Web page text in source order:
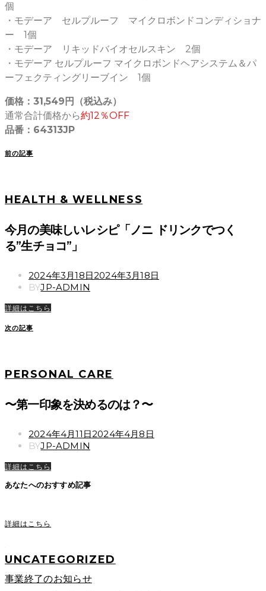
個
・モデーア セルプルーフ マイクロボンドコンディショナ
ー 1個
・モデーア リキッドバイオセルスキン 2個
・モデーア セルプルーフ マイクロボンドヘアシステム＆パ
ーフェクティングリーブイン 1個
価格：31,549円（税込み）
通常合計価格から約12％OFF
品番：64313JP
前の記事
HEALTH & WELLNESS
今月の美味しいレシピ「ノニ ドリンクでつく
る”生チョコ”」
POSTED
ON
2024年3月18日2024年3月18日
BYJP-ADMIN
詳細はこちら
次の記事
PERSONAL CARE
〜第一印象を決めるのは？〜
POSTED
ON
2024年4月11日2024年4月8日
BYJP-ADMIN
詳細はこちら
あなたへのおすすめ記事
詳細はこちら
UNCATEGORIZED
事業終了のお知らせ